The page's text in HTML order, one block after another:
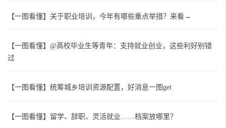
【一图看懂】关于职业培训，今年有哪些重点举措？来看→
【一图看懂】@高校毕业生等青年：支持就业创业，这些利好别错
过
【一图看懂】统筹城乡培训资源配置，好消息一图get
【一图看懂】留学、辞职、灵活就业……档案放哪里？